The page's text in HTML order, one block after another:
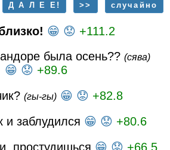
Д А Л Е Е! >> случайно
😁 😟 +111.2
была осень?? (сява)
😁 😟 +89.6
(гы-гы) 😁 😟 +82.8
и заблудился 😁 😟 +80.6
простудишься 😁 😟 +66.5